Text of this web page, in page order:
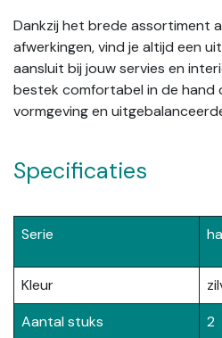
Dankzij het brede assortiment
afwerkingen, vind je altijd een
aansluit bij jouw servies en
bestek comfortabel in de hand
vormgeving en
Specificaties
Serie
Kleur
Aantal stuks
2